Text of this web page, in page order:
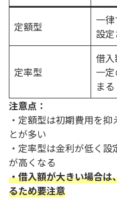
定額型
一
設
定率型
借入
一
まる
注意点：
・定額型は初期費用を
とが多い
・定率型は金利が低く
が高くなる
・借入額が大きい場合
るため要注意